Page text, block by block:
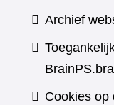
Archief
Cookies op